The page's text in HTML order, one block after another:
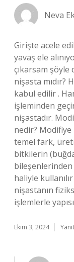
Neva
Girişte acele
yavaş ele
çıkarsam
nişasta mıdır?
kabul edilir .
işleminden
nişastadır.
nedir? Modifiye
temel fark,
bitkilerin
bileşenlerinden
haliyle
nişastanın
işlemlerle
Ekim 3, 2024